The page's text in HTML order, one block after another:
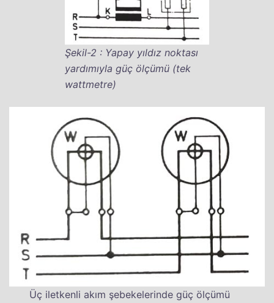
Şekil-2 : Yapay yıldız noktası
yardımıyla güç ölçümü (tek
wattmetre)
Üç iletkenli akım şebekelerinde güç ölçümü